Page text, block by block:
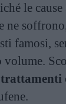
le
ne
famosi,
volume.
trattamenti